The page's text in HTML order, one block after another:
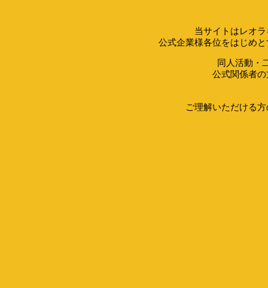
当サイトはレオ
公式企業様各位をはじめ
同人活動・
公式関係者
ご理解いただける